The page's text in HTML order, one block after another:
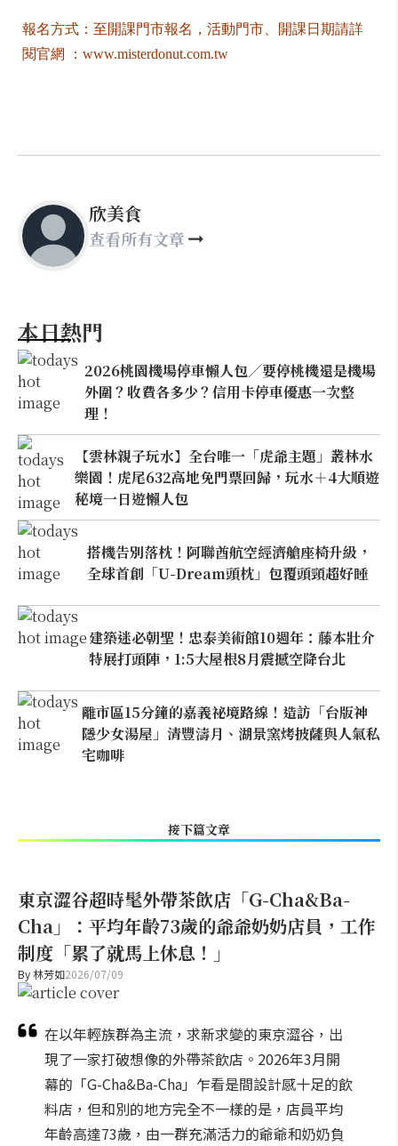
報名方式：至開課門市報名，活動門市、開課日期請詳
閱官網 ：www.misterdonut.com.tw
欣美食
查看所有文章
本日熱門
2026桃園機場停車懶人包／要停桃機還是機場
外圍？收費各多少？信用卡停車優惠一次整
理！
【雲林親子玩水】全台唯一「虎爺主題」叢林水
樂園！虎尾632高地免門票回歸，玩水＋4大順遊
秘境一日遊懶人包
搭機告別落枕！阿聯酋航空經濟艙座椅升級，
全球首創「U-Dream頭枕」包覆頭頸超好睡
建築迷必朝聖！忠泰美術館10週年：藤本壯介
特展打頭陣，1:5大屋根8月震撼空降台北
離市區15分鐘的嘉義祕境路線！造訪「台版神
隱少女湯屋」清豐濤月、湖景窯烤披薩與人氣私
宅咖啡
接下篇文章
東京澀谷超時髦外帶茶飲店「G-Cha&Ba-
Cha」：平均年齡73歲的爺爺奶奶店員，工作
制度「累了就馬上休息！」
By林芳如2026/07/09
在以年輕族群為主流，求新求變的東京澀谷，出
現了一家打破想像的外帶茶飲店。2026年3月開
幕的「G-Cha&Ba-Cha」乍看是間設計感十足的飲
料店，但和別的地方完全不一樣的是，店員平均
年齡高達73歲，由一群充滿活力的爺爺和奶奶負